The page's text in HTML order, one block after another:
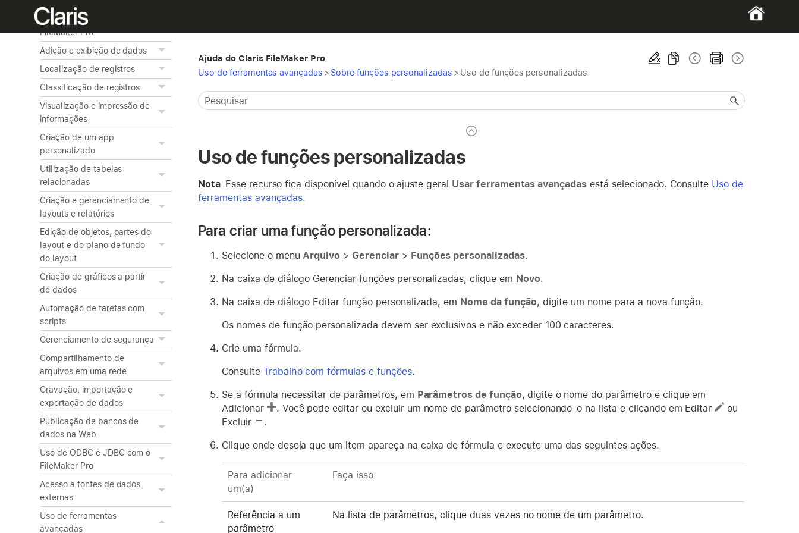
Noções básicas sobre o
FileMaker Pro
Adição e exibição de dados
Localização de registros
Classificação de registros
Visualização e impressão de
informações
Criação de um app
personalizado
Utilização de tabelas
relacionadas
Criação e gerenciamento de
layouts e relatórios
Edição de objetos, partes do
layout e do plano de fundo
do layout
Criação de gráficos a partir
de dados
Automação de tarefas com
scripts
Gerenciamento de segurança
Compartilhamento de
arquivos em uma rede
Gravação, importação e
exportação de dados
Publicação de bancos de
dados na Web
Uso de ODBC e JDBC com o
FileMaker Pro
Acesso a fontes de dados
externas
Uso de ferramentas
avançadas
Ajuda do Claris FileMaker Pro
Uso de ferramentas avançadas > Sobre funções personalizadas > Uso de funções personalizadas
Uso de funções personalizadas
Nota Esse recurso fica disponível quando o ajuste geral Usar ferramentas avançadas está selecionado. Consulte Uso de
ferramentas avançadas.
Para criar uma função personalizada:
Selecione o menuArquivo > Gerenciar> Funções personalizadas.
Na caixa de diálogo Gerenciar funções personalizadas, clique em Novo.
Na caixa de diálogo Editar função personalizada, em Nome da função, digite um nome para a nova função.
Os nomes de função personalizada devem ser exclusivos e não exceder 100 caracteres.
Crie uma fórmula.
Consulte Trabalho com fórmulas e funções.
Se a fórmula necessitar de parâmetros, em Parâmetros de função, digite o nome do parâmetro e clique em
Adicionar
. Você pode editar ou excluir um nome de parâmetro selecionando-o na lista e clicando em Editar
ou
Excluir
.
Clique onde deseja que um item apareça na caixa de fórmula e execute uma das seguintes ações.
Para adicionar
um(a)
Faça isso
Referência a um
parâmetro
Na lista de parâmetros, clique duas vezes no nome de um parâmetro.